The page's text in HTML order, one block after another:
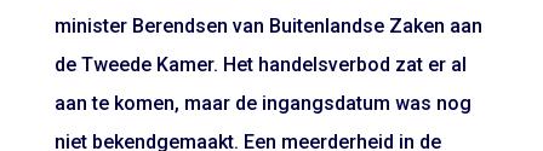
minister Berendsen van Buitenlandse Zaken aan
de Tweede Kamer. Het handelsverbod zat er al
aan te komen, maar de ingangsdatum was nog
niet bekendgemaakt. Een meerderheid in de